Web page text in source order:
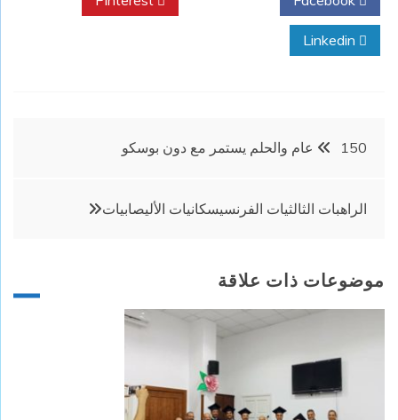
تصفّح
150 عام والحلم يستمر مع دون بوسكو
الراهبات الثالثيات الفرنسيسكانيات الأليصابيات
موضوعات ذات علاقة